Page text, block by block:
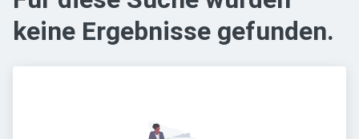
keine Ergebnisse gefunden.